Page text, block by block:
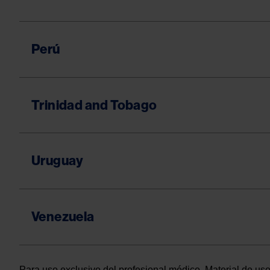
Perú
Trinidad and Tobago
Uruguay
Venezuela